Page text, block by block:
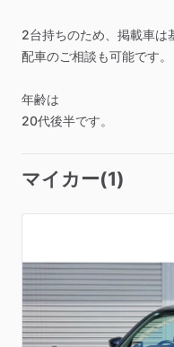
2台持ちのため、掲載車は
配車のご相談も可能です。
年齢は
20代後半です。
マイカー(1)